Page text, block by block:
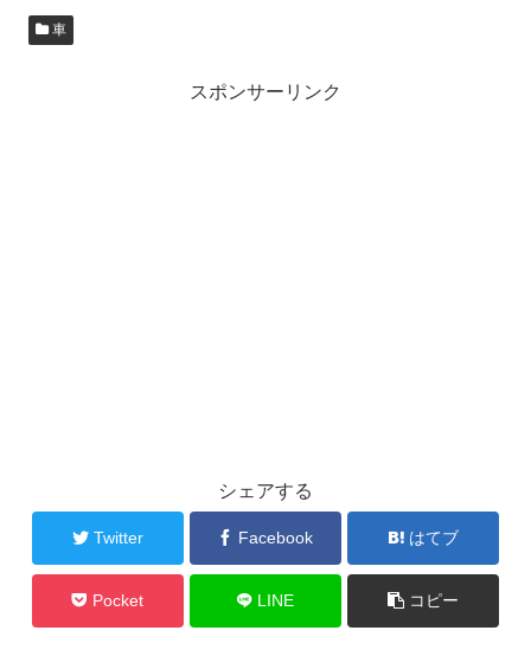
車
スポンサーリンク
シェアする
Twitter Facebook はてブ
Pocket LINE コピー